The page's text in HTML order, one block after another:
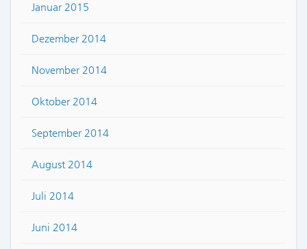
Januar 2015
Dezember 2014
November 2014
Oktober 2014
September 2014
August 2014
Juli 2014
Juni 2014